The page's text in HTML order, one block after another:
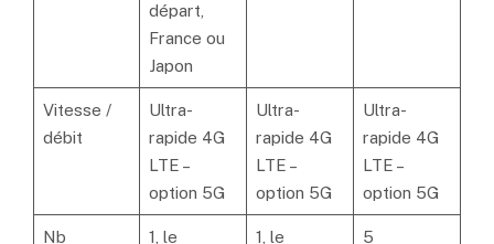
départ,
France ou
Japon
Vitesse /
débit
Ultra-
rapide 4G
LTE –
option 5G
Ultra-
rapide 4G
LTE –
option 5G
Ultra-
rapide 4G
LTE –
option 5G
Nb
1, le
1, le
5